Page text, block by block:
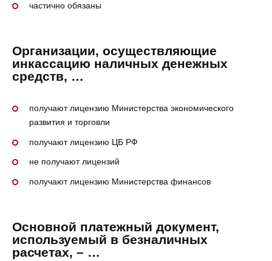
частично обязаны
Организации, осуществляющие
инкассацию наличных денежных
средств, …
получают лицензию Министерства экономического
развития и торговли
получают лицензию ЦБ РФ
не получают лицензий
получают лицензию Министерства финансов
Основной платежный документ,
используемый в безналичных
расчетах, – …